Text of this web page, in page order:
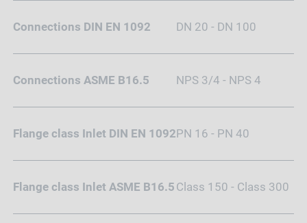
Connections DIN EN 1092 DN 20 - DN 100
Connections ASME B16.5 NPS 3/4 - NPS 4
Flange class Inlet DIN EN 1092PN 16 - PN 40
Flange class Inlet ASME B16.5 Class 150 - Class 300